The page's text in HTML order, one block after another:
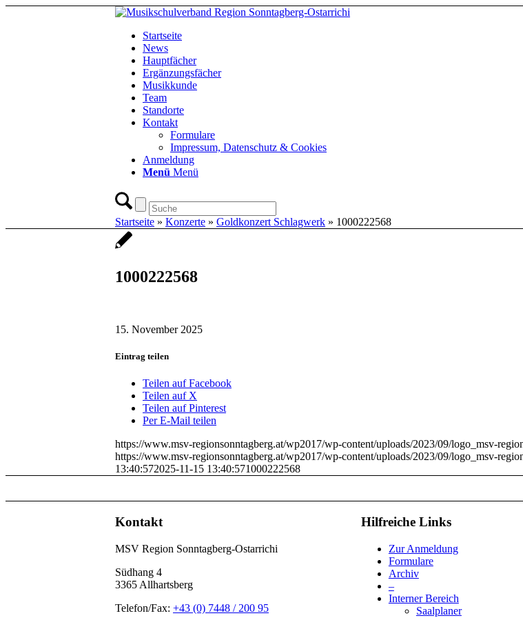
Startseite
News
Hauptfächer
Ergänzungsfächer
Musikkunde
Team
Standorte
Kontakt
Formulare
Impressum, Datenschutz & Cookies
Anmeldung
Menü Menü
Startseite » Konzerte » Goldkonzert Schlagwerk » 1000222568
1000222568
15. November 2025
Eintrag teilen
Teilen auf Facebook
Teilen auf X
Teilen auf Pinterest
Per E-Mail teilen
https://www.msv-regionsonntagberg.at/wp2017/wp-content/uploads/2023/09/logo_msv-
https://www.msv-regionsonntagberg.at/wp2017/wp-content/uploads/2023/09/logo_msv-
13:40:572025-11-15 13:40:571000222568
Kontakt
MSV Region Sonntagberg-Ostarrichi
Südhang 4
3365 Allhartsberg
Telefon/Fax: +43 (0) 7448 / 200 95
Hilfreiche Links
Zur Anmeldung
Formulare
Archiv
–
Interner Bereich
Saalplaner